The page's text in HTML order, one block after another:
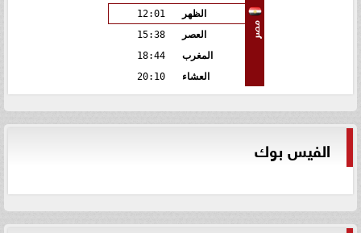
مصر
الظهر
12:01
العصر
15:38
المغرب
18:44
العشاء
20:10
الفيس بوك